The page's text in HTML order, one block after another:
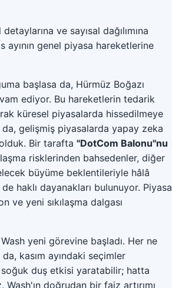
ve sayısal dağılımına
genel piyasa hareketlerine
başlasa da, Hürmüz Boğazı
ediyor. Bu hareketlerin tedarik
küresel piyasalarda hissedilmeye
gelişmiş piyasalarda yapay zeka
Bir tarafta "DotCom Balonu"nu
risklerinden bahsedenler, diğer
büyüme beklentileriyle hâlâ
haklı dayanakları bulunuyor. Piyasa
ve yeni sıkılaşma dalgası
yeni görevine başladı. Her ne
kasım ayındaki seçimler
duş etkisi yaratabilir; hatta
doğrudan bir faiz artırımı